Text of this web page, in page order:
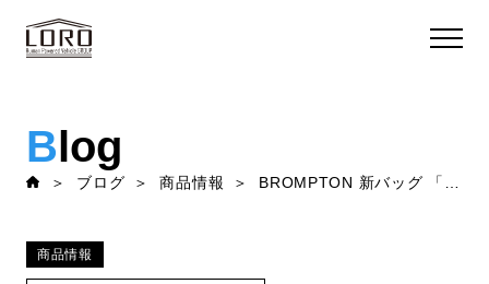
Blog
ブログ 商品情報 BROMPTON 新バッグ 「Bar Bag 」登場！！
商品情報